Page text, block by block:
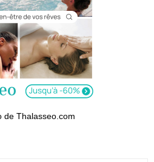
de Thalasseo.com